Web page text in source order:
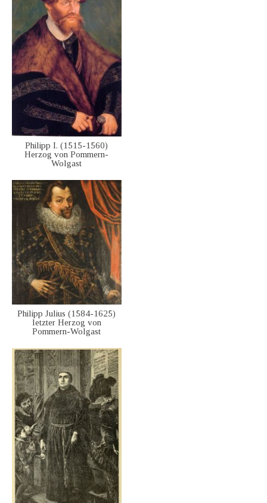
Philipp I. (1515-1560)
Herzog von Pommern-
Wolgast
Philipp Julius (1584-1625)
letzter Herzog von
Pommern-Wolgast